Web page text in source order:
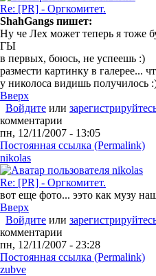
Re: [PR] - Оргкомитет.
ShahGangs пишет:
Ну че Лех может теперь я тоже
ГЫ
в первых, боюсь, не успеешь :)
размести картинку в галерее...
у николоса видишь получилось
Вверх
Войдите или
комментарии
пн, 12/11/2007 - 13:05
Постоянная ссылка (Permalink)
nikolas
Re: [PR] - Оргкомитет.
вот еще фото... ээто как музу
Вверх
Войдите или
комментарии
пн, 12/11/2007 - 23:28
Постоянная ссылка (Permalink)
zubve